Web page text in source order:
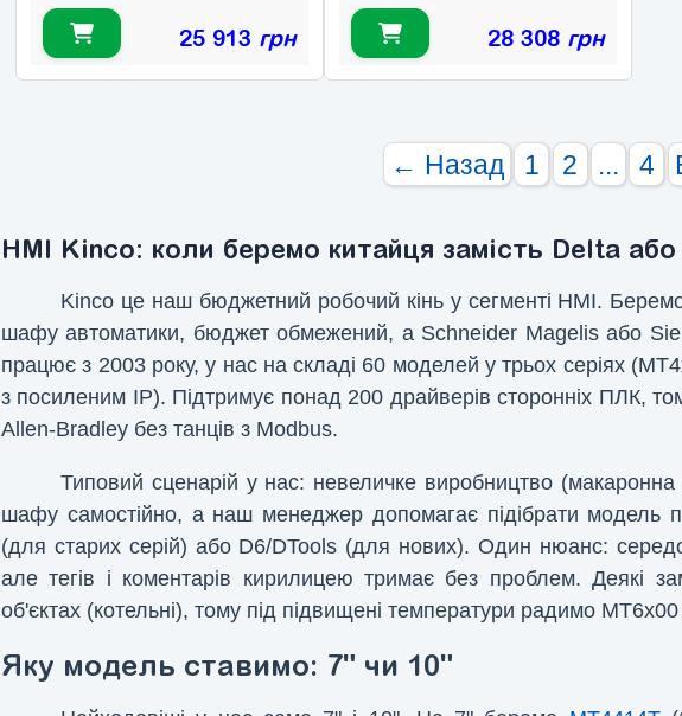
25 913 грн 28 308 грн
← Назад 1 2 ... 4
HMI Kinco: коли беремо китайця замість Delta
Kinco це наш бюджетний робочий кінь у сегменті HMI.
шафу автоматики, бюджет обмежений, а Schneider Magelis або
працює з 2003 року, у нас на складі 60 моделей у трьох серіях
з посиленим IP). Підтримує понад 200 драйверів сторонніх ПЛК,
Allen-Bradley без танців з Modbus.
Типовий сценарій у нас: невеличке виробництво (макаронна
шафу самостійно, а наш менеджер допомагає підібрати модель
(для старих серій) або D6/DTools (для нових). Один нюанс:
але тегів і коментарів кирилицею тримає без проблем. Деякі
об'єктах (котельні), тому під підвищені температури радимо
Яку модель ставимо: 7" чи 10"